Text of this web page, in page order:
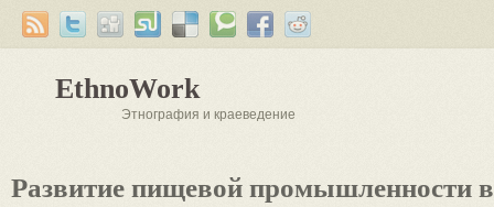
EthnoWork
Этнография и краеведение
Развитие пищевой промышленности